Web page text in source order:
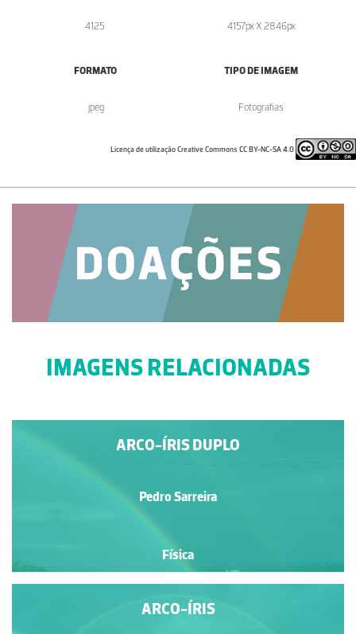
4125 4157px X 2846px
FORMATO
.jpeg
TIPO DE IMAGEM
Fotografias
Licença de utilização Creative Commons CC BY-NC-SA 4.0
IMAGENS RELACIONADAS
ARCO-ÍRIS DUPLO
Pedro Sarreira
Física
ARCO-ÍRIS